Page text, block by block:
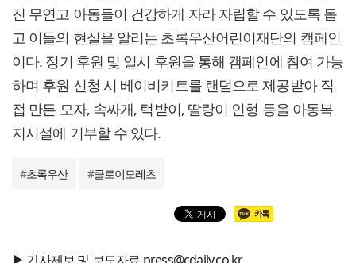
진 무연고 아동들이 건강하게 자라 자립할 수 있도록 돕
고 이들의 현실을 알리는 초록우산어린이재단의 캠페인
이다. 정기 후원 및 일시 후원을 통해 캠페인에 참여 가능
하며 후원 신청 시 베이비키트를 랜덤으로 제공받아 직
접 만든 모자, 속싸개, 턱받이, 딸랑이 인형 등을 아동복
지시설에 기부할 수 있다.
#초록우산 #클로이모레츠